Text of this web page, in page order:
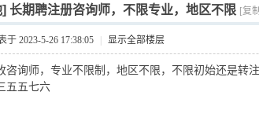
›
长期聘注册咨询师，不限专业，地区不限 [复
于 2023-5-26 17:38:05 显示全部楼层
咨询师，专业不限制，地区不限，不限初始还是转
五五七六